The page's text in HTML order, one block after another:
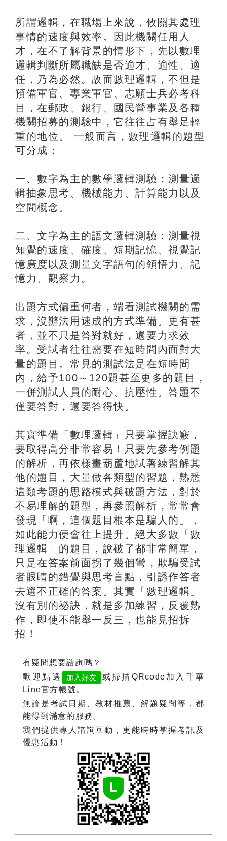
所謂邏輯，在職場上來說，攸關其處理
事情的速度與效率。因此機關任用人
才，在不了解背景的情形下，先以數理
邏輯判斷所屬職缺是否適才、適性、適
任，乃為必然。故而數理邏輯，不但是
預備軍官、專業軍官、志願士兵必考科
目，在郵政、銀行、國民營事業及各種
機關招募的測驗中，它往往占有舉足輕
重的地位。 一般而言，數理邏輯的題型
可分成：
一、數字為主的數學邏輯測驗：測量邏
輯抽象思考、機械能力、計算能力以及
空間概念。
二、文字為主的語文邏輯測驗：測量視
知覺的速度、確度、短期記憶、視覺記
憶廣度以及測量文字語句的領悟力、記
憶力、觀察力。
出題方式偏重何者，端看測試機關的需
求，沒辦法用速成的方式準備。更有甚
者，並不只是答對就好，還要力求效
率。受試者往往需要在短時間內面對大
量的題目。常見的測試法是在短時間
內，給予100～120題甚至更多的題目，
一併測試人員的耐心、抗壓性。答題不
僅要答對，還要答得快。
其實準備「數理邏輯」只要掌握訣竅，
要取得高分非常容易！只要先參考例題
的解析，再依樣畫葫蘆地試著練習解其
他的題目，大量做各類型的習題，熟悉
這類考題的思路模式與破題方法，對於
不易理解的題型，再參照解析，常常會
發現「啊，這個題目根本是騙人的」，
如此能力便會往上提升。絕大多數「數
理邏輯」的題目，說破了都非常簡單，
只是在答案前面拐了幾個彎，欺騙受試
者眼睛的錯覺與思考盲點，引誘作答者
去選不正確的答案。其實「數理邏輯」
沒有別的祕訣，就是多加練習，反覆熟
作，即使不能舉一反三，也能見招拆
招！
有疑問想要諮詢嗎？
歡迎點選
加入好友
或掃描QRcode加入千華
Line官方帳號。
無論是考試日期、教材推薦、解題疑問等，都
能得到滿意的服務。
我們提供專人諮詢互動，更能時時掌握考訊及
優惠活動！